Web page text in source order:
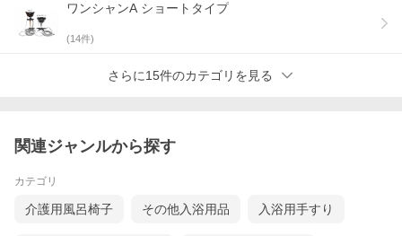
ワンシャンA ショートタイプ
(14件)
さらに15件のカテゴリを見る
関連ジャンルから探す
カテゴリ
介護用風呂椅子 その他入浴用品 入浴用手すり